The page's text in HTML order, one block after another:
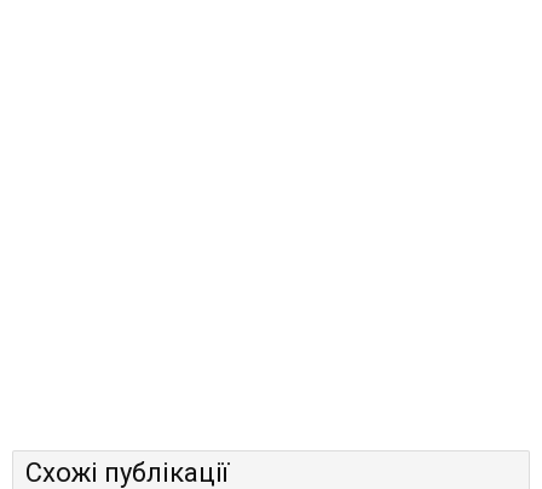
Схожі публікації